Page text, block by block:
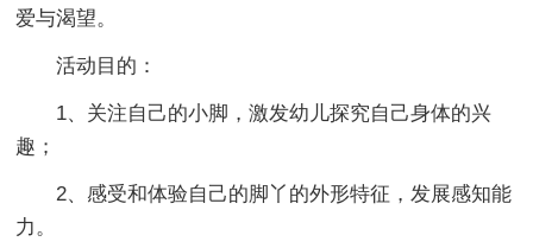
爱与渴望。
活动目的：
1、关注自己的小脚，激发幼儿探究自己身体的兴
趣；
2、感受和体验自己的脚丫的外形特征，发展感知能
力。